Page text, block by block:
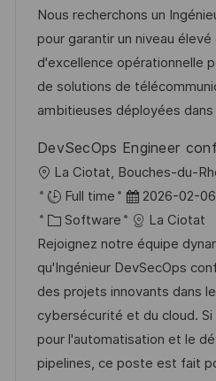
f
e
n
t
l
i
c
h
u
n
g
t
u
m
d
e
V
e
r
ö
f
f
e
n
t
l
b
-
I
D
Nous recherchons un
pour garantir un niveau
d'excellence opérationnelle
de solutions de
ambitieuses déployées
DevSecOps Engineer
O
r
t
La Ciotat, Bouches-du-
Full time
D
a
t
u
m
d
e
r
2026-02-06
K
a
t
e
g
o
r
Software
La Ciotat
Rejoignez notre équipe
qu'Ingénieur DevSecOps
des projets innovants dans
cybersécurité et du cloud. Si
pour l'automatisation et le
pipelines, ce poste est fait